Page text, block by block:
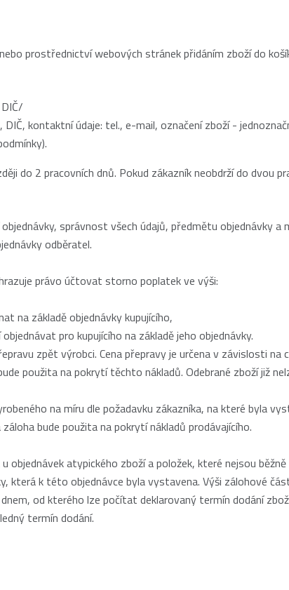
prostřednictví webových stránek přidáním zboží do
DIČ, kontaktní údaje: tel., e-mail, označení zboží -
do 2 pracovních dnů. Pokud zákazník neobdrží do dvou
správnost všech údajů, předmětu objednávky a
odběratel.
právo účtovat storno poplatek ve výši:
na základě objednávky kupujícího,
pro kupujícího na základě jeho objednávky.
zpět výrobci. Cena přepravy je určena v závislosti na
použita na pokrytí těchto nákladů. Odebrané zboží již
na míru dle požadavku zákazníka, na které byla
bude použita na pokrytí nákladů prodávajícího.
objednávek atypického zboží a položek, které nejsou
která k této objednávce byla vystavena. Výši zálohové
od kterého lze počítat deklarovaný termín dodání
termín dodání.